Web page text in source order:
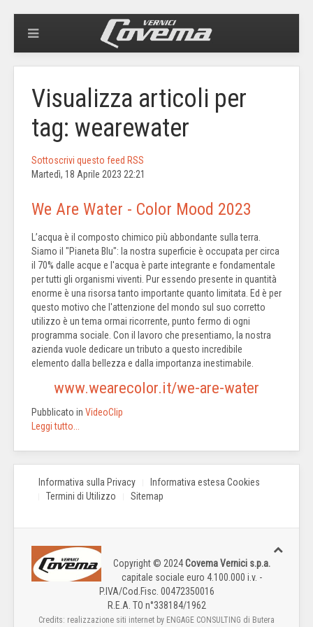
Visualizza articoli per
tag: wearewater
Sottoscrivi questo feed RSS
Martedì, 18 Aprile 2023 22:21
We Are Water - Color Mood 2023
L’acqua è il composto chimico più abbondante sulla terra.
Siamo il "Pianeta Blu": la nostra superficie è occupata per circa
il 70% dalle acque e l'acqua è parte integrante e fondamentale
per tutti gli organismi viventi. Pur essendo presente in quantità
enorme è una risorsa tanto importante quanto limitata. Ed è per
questo motivo che l'attenzione del mondo sul suo corretto
utilizzo è un tema ormai ricorrente, punto fermo di ogni
programma sociale. Con il lavoro che presentiamo, la nostra
azienda vuole dedicare un tributo a questo incredibile
elemento dalla bellezza e dalla importanza inestimabile.
www.wearecolor.it/we-are-water
Pubblicato in VideoClip
Leggi tutto...
Informativa sulla Privacy
Informativa estesa Cookies
Termini di Utilizzo
Sitemap
Copyright © 2024Covema Vernici s.p.a.
capitale sociale euro 4.100.000 i.v. -
P.IVA/Cod.Fisc. 00472350016
R.E.A. TO n°338184/1962
Credits: realizzazione siti internet by ENGAGE CONSULTING di Butera